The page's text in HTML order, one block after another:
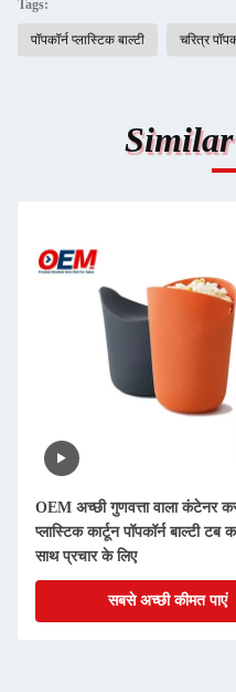
Tags:
पॉपकॉर्न प्लास्टिक बाल्टी चरित्र
OEM अच्छी गुणवत्ता वाला कंटेनर
प्लास्टिक कार्टून पॉपकॉर्न बाल्टी
साथ प्रचार के लिए
सबसे अच्छी कीमत पाएं